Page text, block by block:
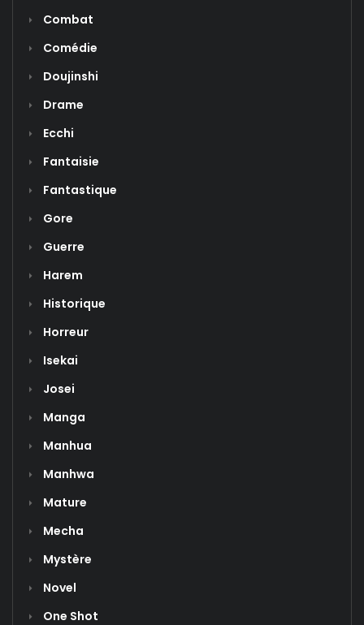
Combat
Comédie
Doujinshi
Drame
Ecchi
Fantaisie
Fantastique
Gore
Guerre
Harem
Historique
Horreur
Isekai
Josei
Manga
Manhua
Manhwa
Mature
Mecha
Mystère
Novel
One Shot